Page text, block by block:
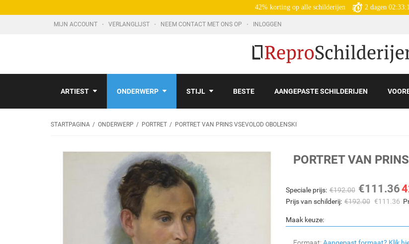
42% korting op alle schilderijen 2 dagen
MIJN ACCOUNT VERLANGLIJST NEEM CONTACT MET ONS OP INLOGGEN
ARTIEST ONDERWERP STIJL BESTE AANGEPASTE SCHILDERIJEN
STARTPAGINA ONDERWERP PORTRET PORTRET VAN PRINS VSEVOLOD OBOLENSKI
PORTRET VAN
Speciale prijs: €192.00 €111.36
Prijs van schilderij: €192.00 €111.36
Maak keuze: